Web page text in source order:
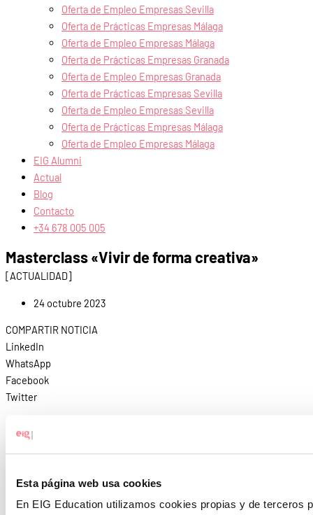
Esta página web usa cookies
En EIG Education utilizamos cookies propias y de terceros
Oferta de Empleo Empresas Sevilla
Oferta de Prácticas Empresas Málaga
Oferta de Empleo Empresas Málaga
Oferta de Prácticas Empresas Granada
Oferta de Empleo Empresas Granada
Oferta de Prácticas Empresas Sevilla
Oferta de Empleo Empresas Sevilla
Oferta de Prácticas Empresas Málaga
Oferta de Empleo Empresas Málaga
EIG Alumni
Actual
Blog
Contacto
+34 678 005 005
Masterclass «Vivir de forma creativa»
[ACTUALIDAD]
24 octubre 2023
COMPARTIR NOTICIA
LinkedIn
WhatsApp
Facebook
Twitter
Nuestros alumnos de 2º de TSDMG – Título Superior en Dirección de
Marketing Global – del campus de Málaga han disfrutado de la
Míchelo Toro en la asignatura de Desarrollo Creativo.